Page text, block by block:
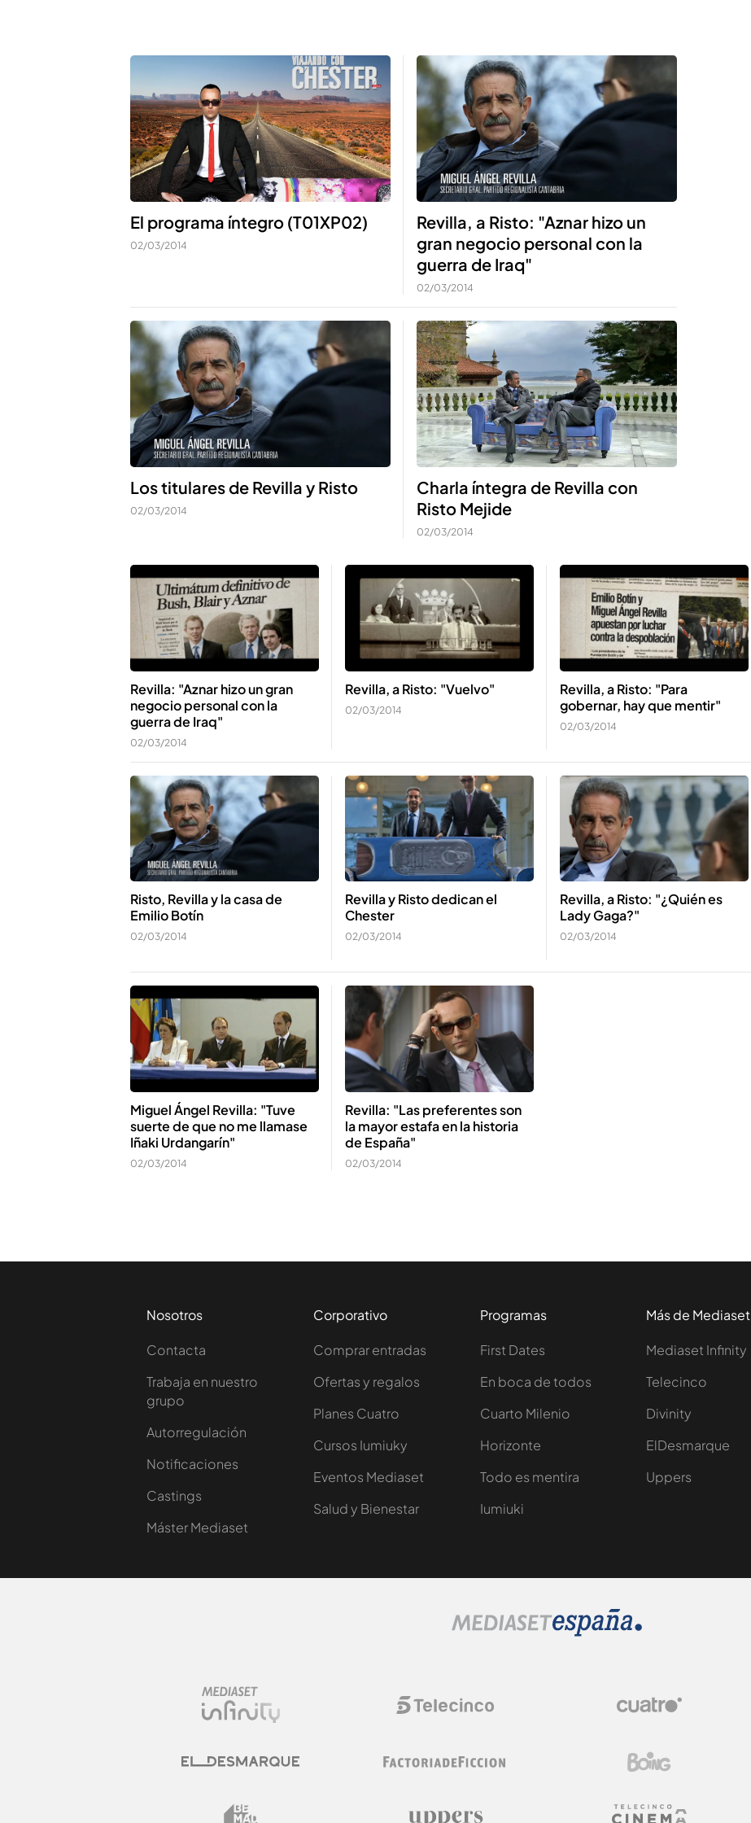
El programa íntegro (T01XP02)
02/03/2014
Revilla, a Risto: "Aznar hizo un
gran negocio personal con la
guerra de Iraq"
02/03/2014
Los titulares de Revilla y Risto
02/03/2014
Charla íntegra de Revilla con
Risto Mejide
02/03/2014
Revilla: "Aznar hizo un gran
negocio personal con la
guerra de Iraq"
02/03/2014
Revilla, a Risto: "Vuelvo"
02/03/2014
Revilla, a Risto: "Para
gobernar, hay que mentir"
02/03/2014
Risto, Revilla y la casa de
Emilio Botín
02/03/2014
Revilla y Risto dedican el
Chester
02/03/2014
Revilla, a Risto: "¿Quién es
Lady Gaga?"
02/03/2014
Miguel Ángel Revilla: "Tuve
suerte de que no me llamase
Iñaki Urdangarín"
02/03/2014
Revilla: "Las preferentes son
la mayor estafa en la historia
de España"
02/03/2014
Nosotros
Contacta
Trabaja en nuestro
grupo
Autorregulación
Notificaciones
Castings
Máster Mediaset
Corporativo
Comprar entradas
Ofertas y regalos
Planes Cuatro
Cursos Iumiuky
Eventos Mediaset
Salud y Bienestar
Programas
First Dates
En boca de todos
Cuarto Milenio
Horizonte
Todo es mentira
Iumiuki
Más de Mediaset
Mediaset Infinity
Telecinco
Divinity
ElDesmarque
Uppers